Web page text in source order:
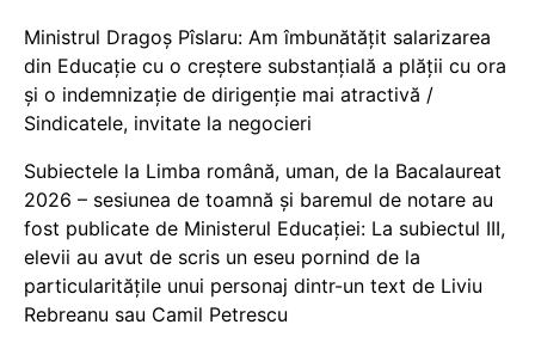
Ministrul Dragoș Pîslaru: Am îmbunătățit salarizarea
din Educație cu o creștere substanțială a plății cu ora
și o indemnizație de dirigenție mai atractivă /
Sindicatele, invitate la negocieri
Subiectele la Limba română, uman, de la Bacalaureat
2026 – sesiunea de toamnă și baremul de notare au
fost publicate de Ministerul Educației: La subiectul III,
elevii au avut de scris un eseu pornind de la
particularitățile unui personaj dintr-un text de Liviu
Rebreanu sau Camil Petrescu